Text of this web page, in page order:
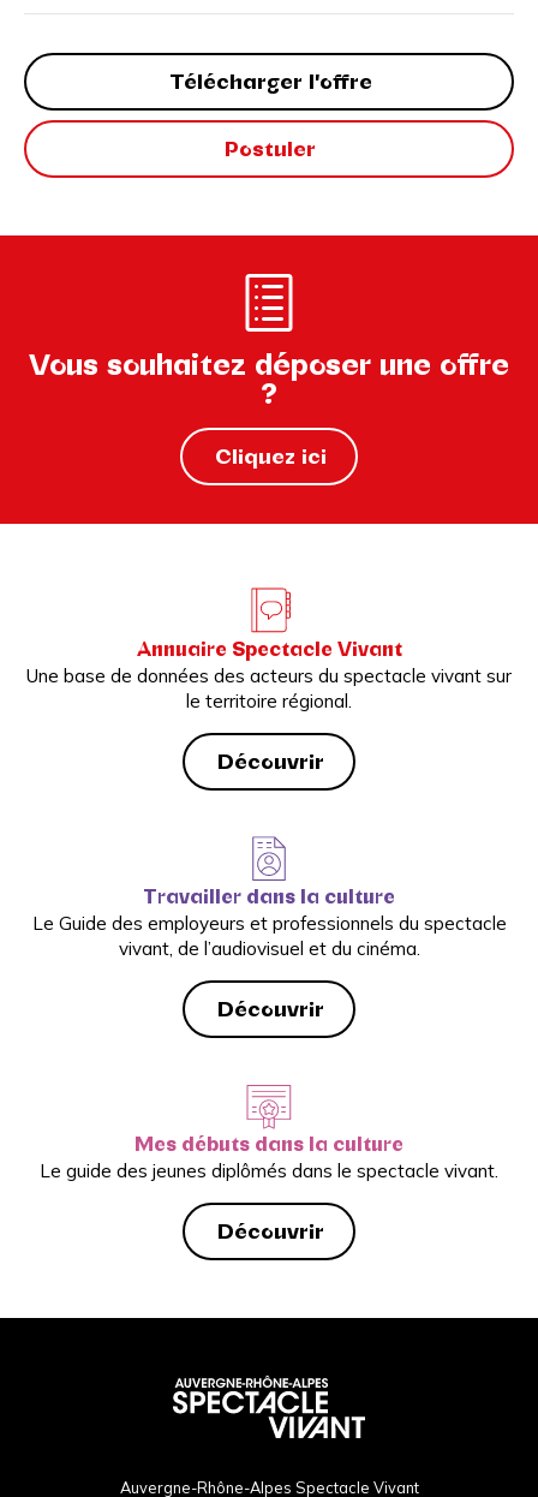
Télécharger l'offre
Postuler
Vous souhaitez déposer une offre
?
Cliquez ici
Annuaire Spectacle Vivant
Une base de données des acteurs du spectacle vivant sur
le territoire régional.
Découvrir
Travailler dans la culture
Le Guide des employeurs et professionnels du spectacle
vivant, de l’audiovisuel et du cinéma.
Découvrir
Mes débuts dans la culture
Le guide des jeunes diplômés dans le spectacle vivant.
Découvrir
Auvergne-Rhône-Alpes Spectacle Vivant